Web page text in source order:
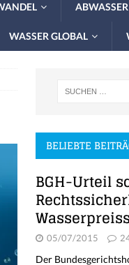
ABWASSER
WASSER GLOBAL
BELIEBTE
BGH-Urteil
05/07/2015
Der